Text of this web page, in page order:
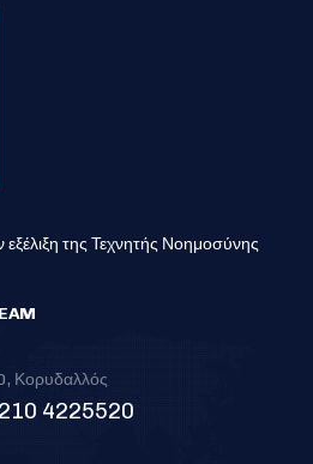
της Τεχνητής Νοημοσύνης
Κορυδαλλός
4225520